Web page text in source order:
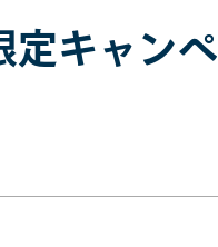
定キャンペ